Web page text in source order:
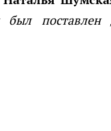
поставлен